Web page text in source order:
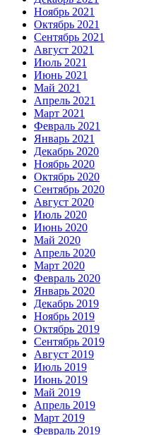
Ноябрь 2021
Октябрь 2021
Сентябрь 2021
Август 2021
Июль 2021
Июнь 2021
Май 2021
Апрель 2021
Март 2021
Февраль 2021
Январь 2021
Декабрь 2020
Ноябрь 2020
Октябрь 2020
Сентябрь 2020
Август 2020
Июль 2020
Июнь 2020
Май 2020
Апрель 2020
Март 2020
Февраль 2020
Январь 2020
Декабрь 2019
Ноябрь 2019
Октябрь 2019
Сентябрь 2019
Август 2019
Июль 2019
Июнь 2019
Май 2019
Апрель 2019
Март 2019
Февраль 2019